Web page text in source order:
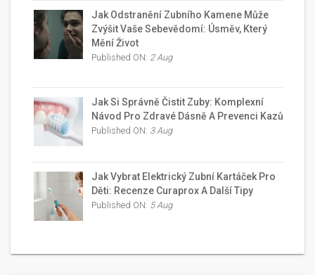
Jak Odstranění Zubního Kamene Může
Zvýšit Vaše Sebevědomí: Úsměv, Který
Mění Život
Published ON: 2 Aug
Jak Si Správně Čistit Zuby: Komplexní
Návod Pro Zdravé Dásně A Prevenci Kazů
Published ON: 3 Aug
Jak Vybrat Elektrický Zubní Kartáček Pro
Děti: Recenze Curaprox A Další Tipy
Published ON: 5 Aug